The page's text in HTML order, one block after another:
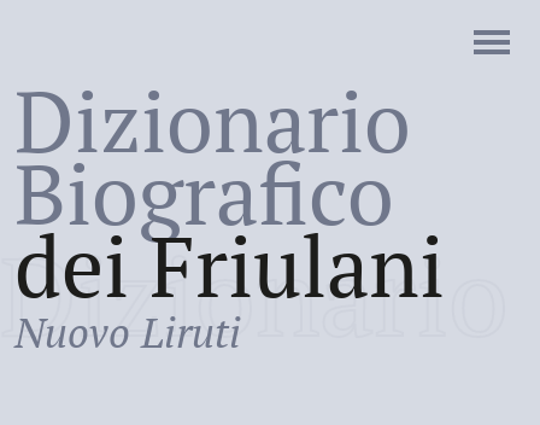
Dizionario
Biografico
dei Friulani
Nuovo Liruti
Dizionario